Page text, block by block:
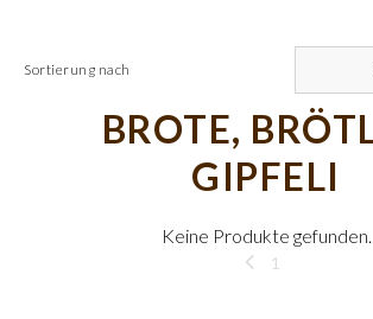
Sortierung nach
BROTE,
GIPFELI
Keine Produkte gefunden.
1